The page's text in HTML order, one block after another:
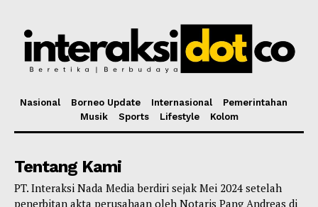
Nasional Borneo Update Internasional
Pemerintahan
Musik
Sports Lifestyle Kolom
Tentang Kami
PT. Interaksi Nada Media berdiri sejak Mei 2024 setelah
penerbitan akta perusahaan oleh Notaris Pang Andreas di